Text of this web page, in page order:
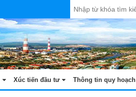
Xúc tiến đầu tư Thông tin quy hoạch